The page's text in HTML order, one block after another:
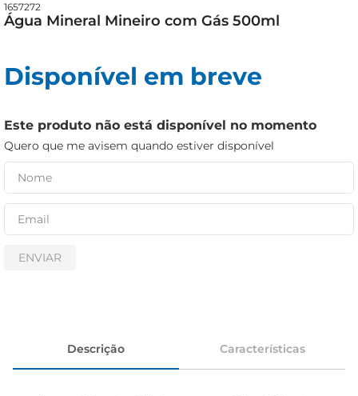
1657272
Água Mineral Mineiro com Gás 500ml
Disponível em breve
Este produto não está disponível no momento
Quero que me avisem quando estiver disponível
ENVIAR
Descrição Características
queijo
azeite
iogurte
papel higiênico